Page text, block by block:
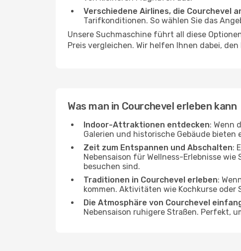
Verschiedene Airlines, die Courchevel
Tarifkonditionen. So wählen Sie das
Unsere Suchmaschine führt all diese
Preis vergleichen. Wir helfen Ihnen dabei, den
Was man in Courchevel erleben kann
Indoor-Attraktionen entdecken: Wenn
Galerien und historische Gebäude
Zeit zum Entspannen und Abschalten:
Nebensaison für Wellness-Erlebnisse
besuchen sind.
Traditionen in Courchevel erleben:
kommen. Aktivitäten wie Kochkurse oder
Die Atmosphäre von Courchevel
Nebensaison ruhigere Straßen. Perfekt,